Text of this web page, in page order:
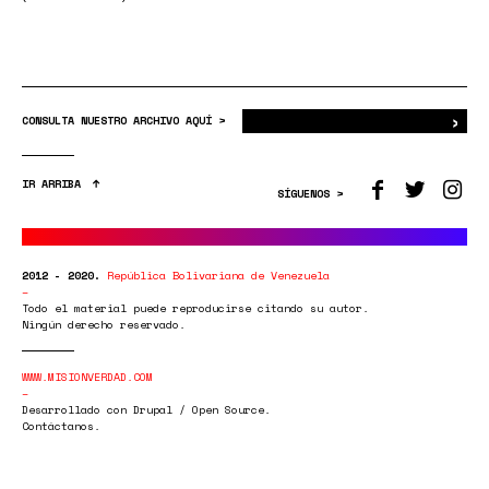
CONSULTA NUESTRO ARCHIVO AQUÍ > ›
IR ARRIBA
SÍGUENOS >
2012 - 2020. República Bolivariana de Venezuela
Todo el material puede reproducirse citando su autor.
Ningún derecho reservado.
WWW.MISIONVERDAD.COM
Desarrollado con Drupal / Open Source.
Contáctanos.